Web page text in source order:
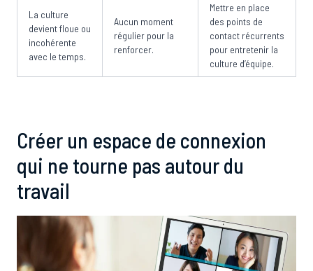
La culture
devient floue ou
incohérente
avec le temps.
Aucun moment
régulier pour la
renforcer.
Mettre en place
des points de
contact récurrents
pour entretenir la
culture d’équipe.
Créer un espace de connexion
qui ne tourne pas autour du
travail